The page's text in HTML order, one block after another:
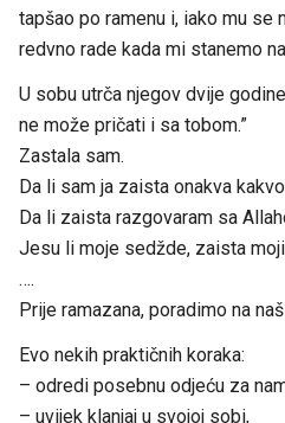
15. praktičnih koraka
15. praktičnih koraka
tapšao po ramenu i, iako mu se
redvno rade kada mi stanemo
U sobu utrča njegov dvije
ne može pričati i sa tobom.”
Zastala sam.
Da li sam ja zaista onakva
Da li zaista razgovaram sa
Jesu li moje sedžde, zaista
….
Prije ramazana, poradimo na
Evo nekih praktičnih koraka:
– odredi posebnu odjeću za
– uvijek klanjaj u svojoj sobi,